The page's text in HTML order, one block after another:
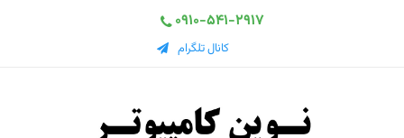
0910-541-2917
کانال تلگرام